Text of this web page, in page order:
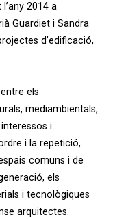
2014 a
Guardiet i Sandra
d’edificació,
els
mediambientals,
i
i la repetició,
comuns i de
els
i tecnològiques
arquitectes.